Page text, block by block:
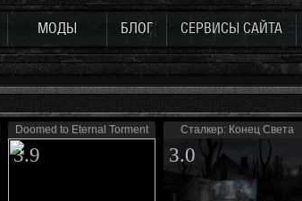
МОДЫ БЛОГ СЕРВИСЫ САЙТА
Doomed to Eternal Torment
3.9
Сталкер: Конец Света
3.0